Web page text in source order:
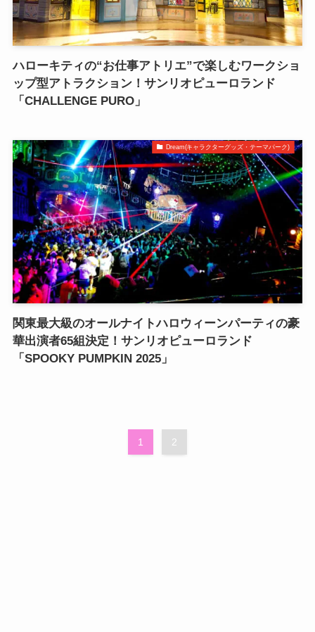
ハローキティの“お仕事アトリエ”で楽しむワークショ
ップ型アトラクション！サンリオピューロランド
「CHALLENGE PURO」
Dream(キャラクターグッズ・テーマパーク)
関東最大級のオールナイトハロウィーンパーティの豪
華出演者65組決定！サンリオピューロランド
「SPOOKY PUMPKIN 2025」
1 2